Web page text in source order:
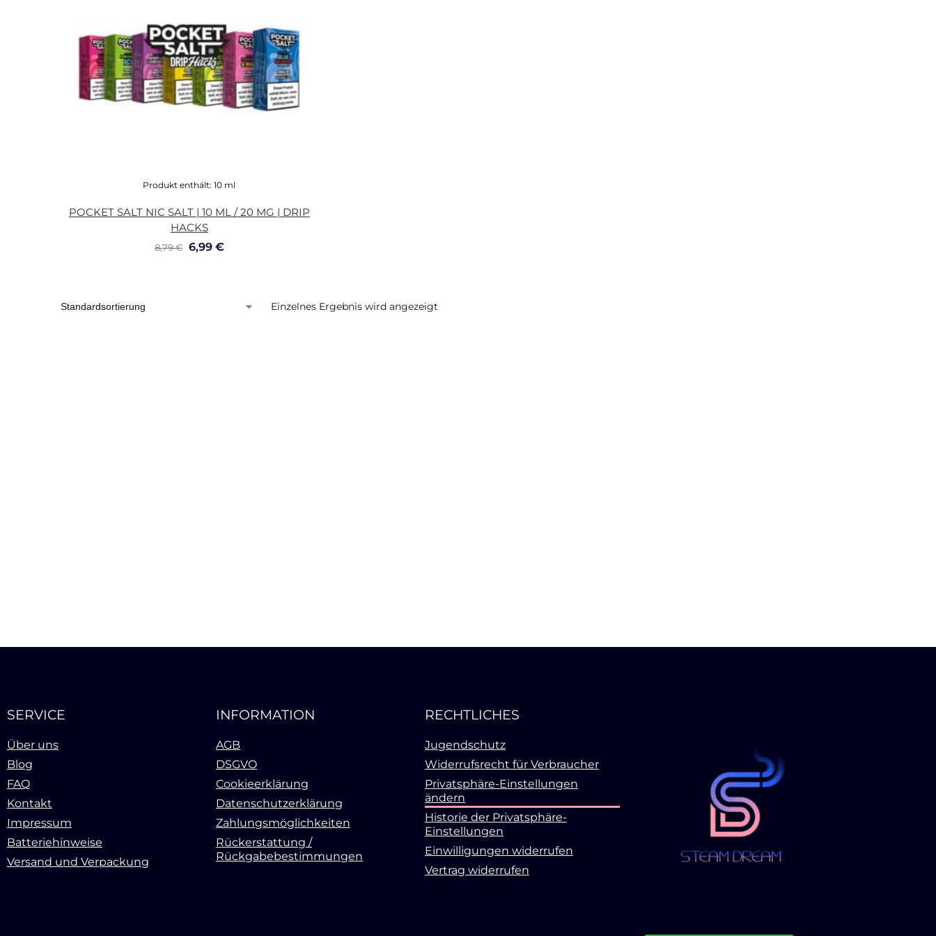
Produkt enthält: 10 ml
POCKET SALT NIC SALT | 10 ML / 20 MG | DRIP
HACKS
8,79€ 6,99 €
Einzelnes Ergebnis wird angezeigt
SERVICE
Über uns
Blog
FAQ
Kontakt
Impressum
Batteriehinweise
Versand und Verpackung
INFORMATION
AGB
DSGVO
Cookieerklärung
Datenschutzerklärung
Zahlungsmöglichkeiten
Rückerstattung /
Rückgabebestimmungen
RECHTLICHES
Jugendschutz
Widerrufsrecht für Verbraucher
Privatsphäre-Einstellungen
ändern
Historie der Privatsphäre-
Einstellungen
Einwilligungen widerrufen
Vertrag widerrufen